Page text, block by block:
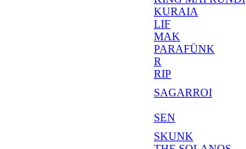
KURAIA
LIF
MAK
PARAFÜNK
R
RIP
SAGARROI
SEN
SKUNK